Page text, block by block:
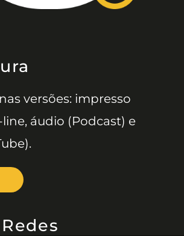
versões: impresso
áudio (Podcast) e